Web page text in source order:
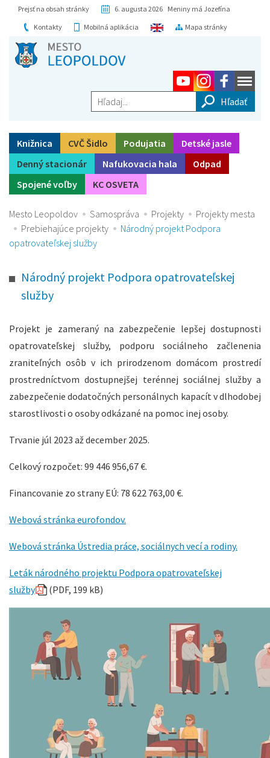
Prejsť na obsah stránky
6. augusta 2026 Meniny má Jozefína
Kontakty
Mobilná aplikácia Mapa stránky
Hľadaj...
Knižnica CVČ Šidlo Podujatia
Detské jasle
Denný stacionár
Nafukovacia hala
Odpad
Spojené voľby
KC OSVETA
Mesto Leopoldov Samospráva Projekty
Projekty mesta
Prebiehajúce projekty
Národný projekt Podpora
opatrovateľskej služby
Národný projekt Podpora opatrovateľskej
služby
Projekt je zameraný na zabezpečenie lepšej dostupnosti
opatrovateľskej služby, podporu sociálneho začlenenia
zraniteľných osôb v ich prirodzenom domácom prostredí
prostredníctvom dostupnejšej terénnej sociálnej služby a
zabezpečenie dodatočných personálnych kapacít v dlhodobej
starostlivosti o osoby odkázané na pomoc inej osoby.
Trvanie júl 2023 až december 2025.
Celkový rozpočet: 99 446 956,67 €.
Financovanie zo strany EÚ: 78 622 763,00 €.
Webová stránka eurofondov.
Webová stránka Ústredia práce, sociálnych vecí a rodiny.
Leták národného projektu Podpora opatrovateľskej
služby
(PDF, 199 kB)